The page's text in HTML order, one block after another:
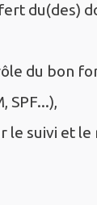
du(des)
du bon
SPF...),
le suivi et